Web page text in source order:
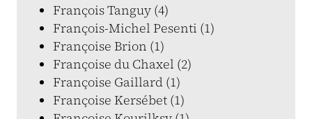
François Tanguy (4)
François-Michel Pesenti (1)
Françoise Brion (1)
Françoise du Chaxel (2)
Françoise Gaillard (1)
Françoise Kersébet (1)